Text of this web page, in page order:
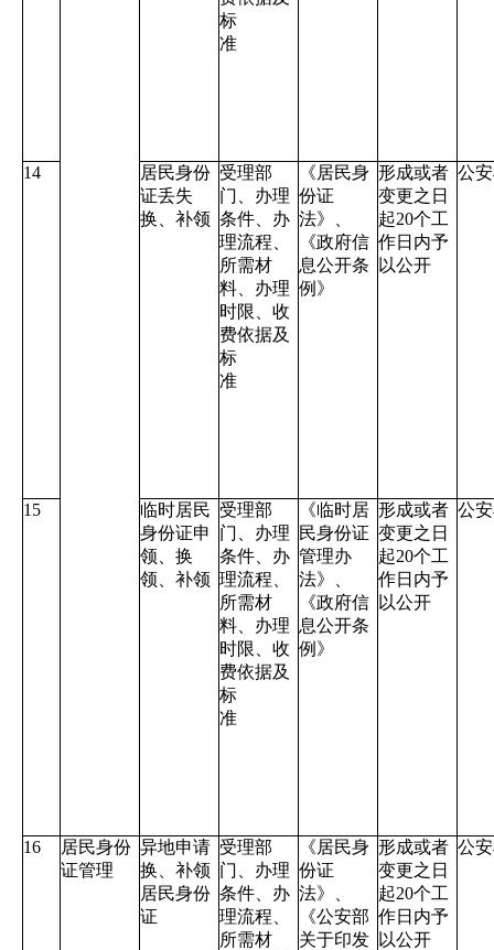
标
准
14
居民身份
证丢失
换、补领
受理部
门、办理
条件、办
理流程、
所需材
料、办理
时限、收
费依据及
标
准
《居民身
份证
法》、
《政府信
息公开条
例》
形成或者
变更之日
起20个工
作日内予
以公开
公
15
临时居民
身份证申
领、换
领、补领
受理部
门、办理
条件、办
理流程、
所需材
料、办理
时限、收
费依据及
标
准
《临时居
民身份证
管理办
法》、
《政府信
息公开条
例》
形成或者
变更之日
起20个工
作日内予
以公开
公
16
居民身份
证管理
异地申请
换、补领
居民身份
证
受理部
门、办理
条件、办
理流程、
所需材
《居民身
份证
法》、
《公安部
关于印发
形成或者
变更之日
起20个工
作日内予
以公开
公